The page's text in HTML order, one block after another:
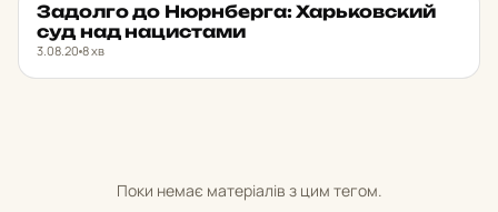
PUSH ★ ОБРАНЕ
За­дол­го до Нюр­нбер­га: Харь­ков­ский
суд над на­цис­та­ми
3.08.20 8 хв
Поки немає матеріалів з цим тегом.